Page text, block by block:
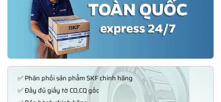
✅ Phân phối sản phẩm SKF chính hãng
✅ Đầy đủ giấy tờ CO,CQ gốc